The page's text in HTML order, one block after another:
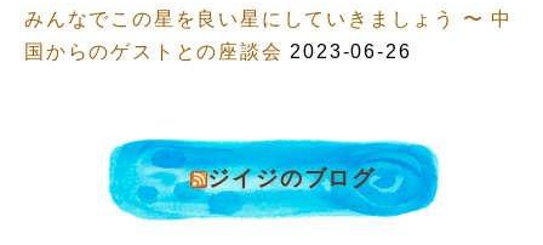
みんなでこの星を良い星にしていきましょう 〜 中
国からのゲストとの座談会 2023-06-26
ジイジのブログ